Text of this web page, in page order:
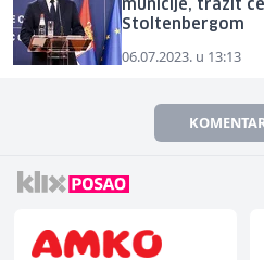
municije, tražit
Stoltenbergom
06.07.2023. u 13:13